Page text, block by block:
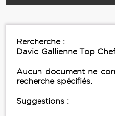
Rercherche :
David Gallienne Top Chef
Aucun document ne
recherche spécifiés.
Suggestions :